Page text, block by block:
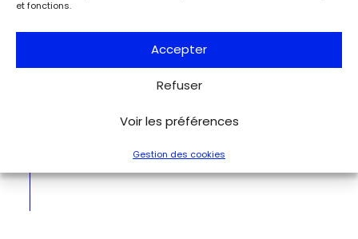
et fonctions.
Accepter
Refuser
Voir les préférences
Gestion des cookies
Leclerc – musée Jean Moulin
À l’occasion de l’anniversaire de la Libération de Paris, le
musée de la Libération de Paris – musée du général
1944 de Charles de Gaulle à son épouse Yvonne, lui narrant
Voir tous les événements